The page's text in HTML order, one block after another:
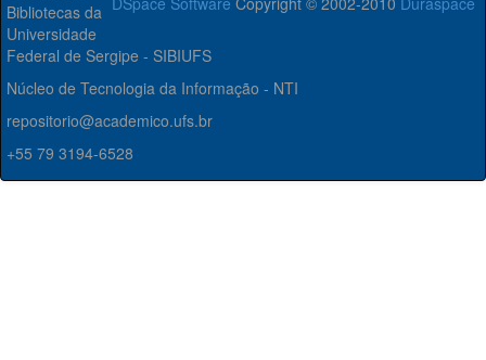
Bibliotecas da
Universidade
Federal de Sergipe - SIBIUFS
Núcleo de Tecnologia da Informação - NTI
repositorio@academico.ufs.br
+55 79 3194-6528